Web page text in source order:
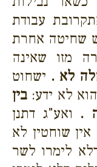
עבודת
שחיטה אחרת
מזו שאינה
לא . ישחוט
לא ידע: בין
. ואע"ג דתנן
שוחטין לא
לימרו לשר